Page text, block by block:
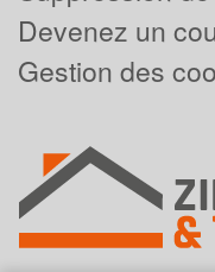
Devenez un
Gestion des